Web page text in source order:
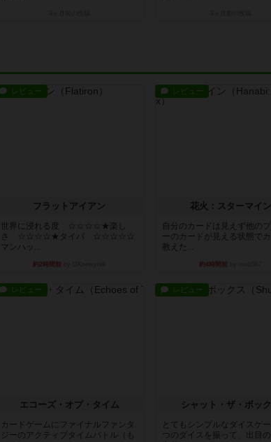
レビュー
フラットアイアン
世界に浸れる度 ☆☆☆☆★楽し
さ ☆☆☆☆★タイパ ☆☆☆☆☆
マンハッ...
約2時間前
レビュー
花火：スターマイン
自分のカードは見えず他の
ーのカードが見える状態で
教えた...
約4時間前
レビュー
エコーズ・オブ・タイム
カードゲームにファイナルファンタ
ジーのアクティブタイムバトル（も
レビュー
シャット・ザ・ボッ
とてもシンプルなダイスゲ
つのダイスを振って、出目